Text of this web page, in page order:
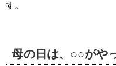
す。
母の日は、○○がや